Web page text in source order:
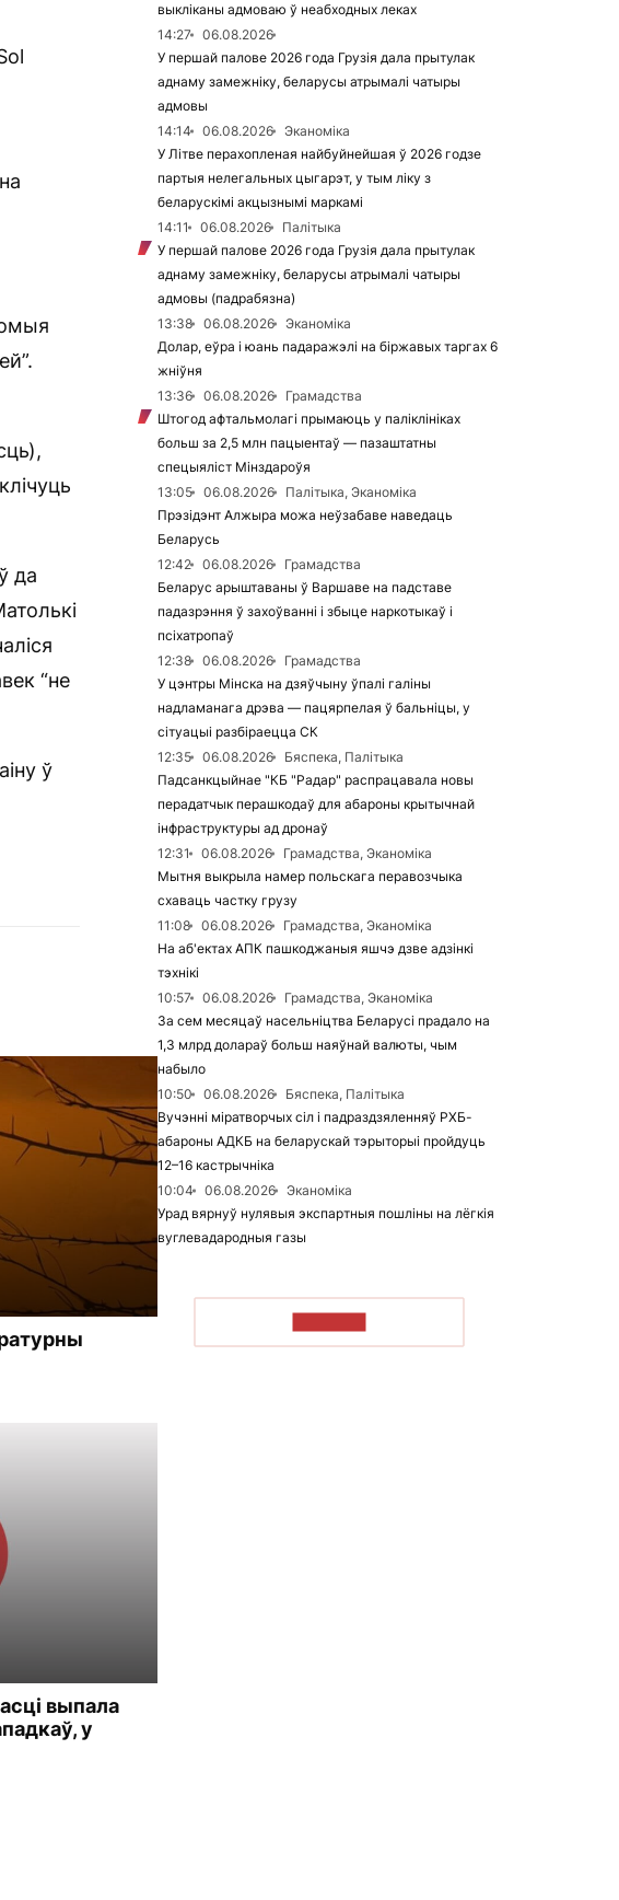
да
“не
ў
выпала
у
выкліканы адмоваю ў неабходных леках
14:27
06.08.2026
У першай палове 2026 года Грузія дала прытулак
аднаму замежніку, беларусы атрымалі чатыры
адмовы
14:14
06.08.2026
Эканоміка
У Літве перахопленая найбуйнейшая ў 2026 годзе
партыя нелегальных цыгарэт, у тым ліку з
беларускімі акцызнымі маркамі
14:11
06.08.2026
Палітыка
У першай палове 2026 года Грузія дала прытулак
аднаму замежніку, беларусы атрымалі чатыры
адмовы (падрабязна)
13:38
06.08.2026
Эканоміка
Долар, еўра і юань падаражэлі на біржавых таргах 6
жніўня
13:36
06.08.2026
Грамадства
Штогод афтальмолагі прымаюць у паліклініках
больш за 2,5 млн пацыентаў — пазаштатны
спецыяліст Мінздароўя
13:05
06.08.2026
Палітыка, Эканоміка
Прэзідэнт Алжыра можа неўзабаве наведаць
Беларусь
12:42
06.08.2026
Грамадства
Беларус арыштаваны ў Варшаве на падставе
падазрэння ў захоўванні і збыце наркотыкаў і
псіхатропаў
12:38
06.08.2026
Грамадства
У цэнтры Мінска на дзяўчыну ўпалі галіны
надламанага дрэва — пацярпелая ў бальніцы, у
сітуацыі разбіраецца СК
12:35
06.08.2026
Бяспека, Палітыка
Падсанкцыйнае "КБ "Радар" распрацавала новы
перадатчык перашкодаў для абароны крытычнай
інфраструктуры ад дронаў
12:31
06.08.2026
Грамадства, Эканоміка
Мытня выкрыла намер польскага перавозчыка
схаваць частку грузу
11:08
06.08.2026
Грамадства, Эканоміка
На аб'ектах АПК пашкоджаныя яшчэ дзве адзінкі
тэхнікі
10:57
06.08.2026
Грамадства, Эканоміка
За сем месяцаў насельніцтва Беларусі прадало на
1,3 млрд долараў больш наяўнай валюты, чым
набыло
10:50
06.08.2026
Бяспека, Палітыка
Вучэнні міратворчых сіл і падраздзяленняў РХБ-
абароны АДКБ на беларускай тэрыторыі пройдуць
12–16 кастрычніка
10:04
06.08.2026
Эканоміка
Урад вярнуў нулявыя экспартныя пошліны на лёгкія
вуглевадародныя газы